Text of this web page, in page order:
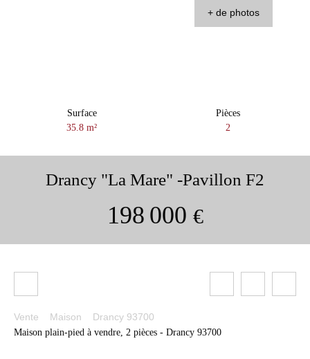
+ de photos
Surface
35.8m²
Pièces
2
Drancy "La Mare" -Pavillon F2
198 000 €
Vente Maison
Drancy 93700
Maison plain-pied à vendre, 2 pièces - Drancy 93700